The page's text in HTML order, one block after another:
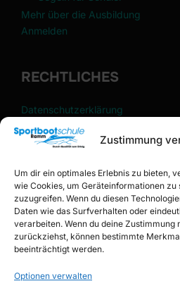
Zustimmung
Um dir ein optimales Erlebnis zu bieten,
wie Cookies, um Geräteinformationen
zuzugreifen. Wenn du diesen
Daten wie das Surfverhalten oder
verarbeiten. Wenn du deine Zustimmung
zurückziehst, können bestimmte
beeinträchtigt werden.
Optionen verwalten
Mehr über die Ausbildung
Anmelden
RECHTLICHES
Datenschutzerklärung
Impressum
Cookie-Richtlinie (EU)
FÜR
Registrieren
Anmelden
Konto